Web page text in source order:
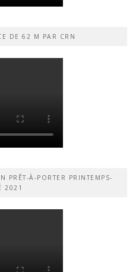
DE 62 M PAR CRN
PRÊT-À-PORTER PRINTEMPS-
2021